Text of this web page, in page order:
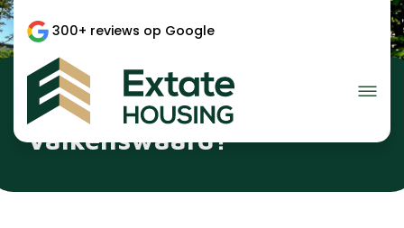
300+ reviews op Google
Verhuurmakelaar in
Valkenswaard?